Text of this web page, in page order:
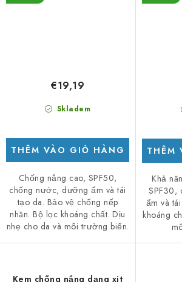
Skladem
€19,19
THÊM VÀO GIỎ HÀNG
Chống nắng cao, SPF50,
chống nước, dưỡng ẩm và tái
tạo da. Bảo vệ chống nếp
nhăn. Bộ lọc khoáng chất. Dịu
nhẹ cho da và môi trường biển.
THÊM
Khả
SPF30,
ẩm và
khoáng
Kem chống nắng dạng xịt